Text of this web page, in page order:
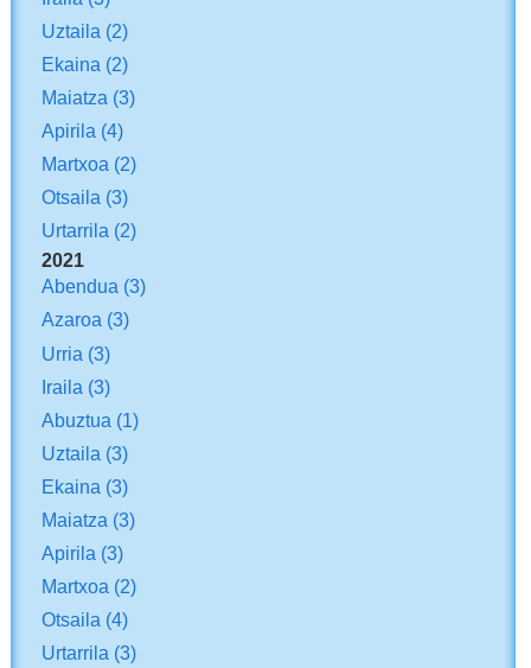
Uztaila (2)
Ekaina (2)
Maiatza (3)
Apirila (4)
Martxoa (2)
Otsaila (3)
Urtarrila (2)
2021
Abendua (3)
Azaroa (3)
Urria (3)
Iraila (3)
Abuztua (1)
Uztaila (3)
Ekaina (3)
Maiatza (3)
Apirila (3)
Martxoa (2)
Otsaila (4)
Urtarrila (3)